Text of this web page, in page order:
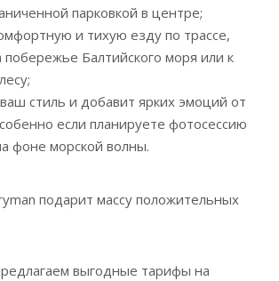
парковкой в центре;
и тихую езду по трассе,
Балтийского моря или к
стиль и добавит ярких эмоций от
если планируете фотосессию
фоне морской волны.
подарит массу положительных
выгодные тарифы на